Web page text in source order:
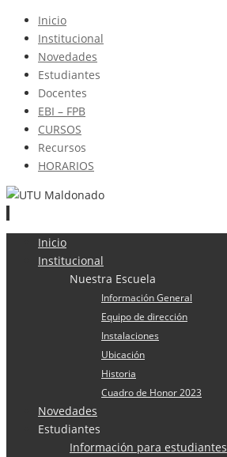
Inicio
Institucional
Novedades
Estudiantes
Docentes
EBI – FPB
CURSOS
Recursos
HORARIOS
Inicio
Institucional
Nuestra Escuela
Información General
Equipo de dirección
Instalaciones
Ubicación
Historia
Cuadro de Honor 2023
Novedades
Estudiantes
Información para estudiantes